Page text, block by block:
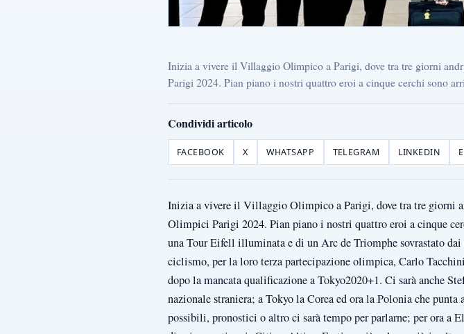
Inizia a vivere il Villaggio Olimpico a Parigi, dove tra tre giorni
Parigi 2024. Pian piano i nostri quattro eroi a cinque cerchi sono
Condividi articolo
FACEBOOK X WHATSAPP TELEGRAM LINKEDIN
Inizia a vivere il Villaggio Olimpico a Parigi, dove tra tre giorni
Olimpici Parigi 2024. Pian piano i nostri quattro eroi a cinque
una Tour Eifell illuminata e di un Arc de Triomphe sovrastato
ciclismo, per la loro terza partecipazione olimpica, Carlo
dopo la mancata qualificazione a Tokyo2020+1. Ci sarà anche
nazionale straniera; a Tokyo la Corea ed ora la Polonia che
possibili, pronostici o altro ci sarà tempo per parlarne; per ora a